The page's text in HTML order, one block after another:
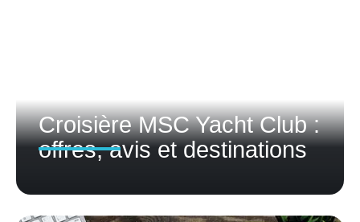
Croisière MSC Yacht Club :
offres, avis et destinations